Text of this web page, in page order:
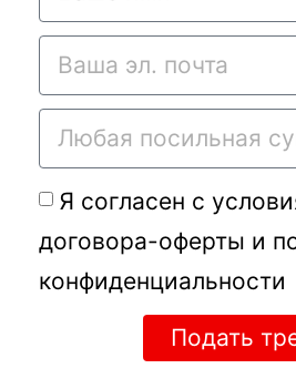
Я согласен с
договора-оферты и
конфиденциальности
Подать